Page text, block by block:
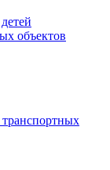
объектов